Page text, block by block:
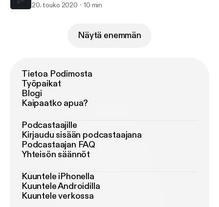
20. touko 2020 10 min
Näytä enemmän
Tietoa Podimosta
Työpaikat
Blogi
Kaipaatko apua?
Podcastaajille
Kirjaudu sisään podcastaajana
Podcastaajan FAQ
Yhteisön säännöt
Kuuntele iPhonella
Kuuntele Androidilla
Kuuntele verkossa